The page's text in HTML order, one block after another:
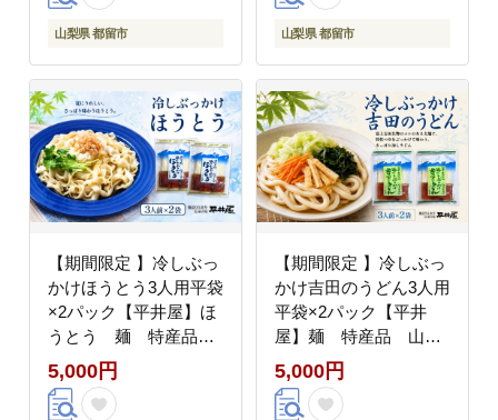
山梨県 都留市 山梨県 都留市
【期間限定 】冷しぶっ
かけほうとう3人用平袋
×2パック【平井屋】ほ
うとう 麺 特産品
山梨の麺 ご当地麺
5,000円
【期間限定 】冷しぶっ
かけ吉田のうどん3人用
平袋×2パック【平井
屋】麺 特産品 山梨
の麺 ご当地麺 ぶっ
かけうどん
5,000円